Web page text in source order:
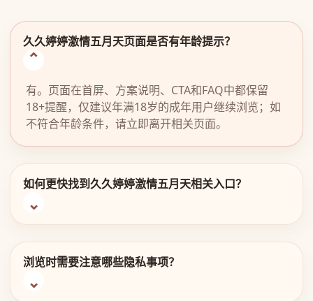
久久婷婷激情五月天页面是否有年龄提示？
有。页面在首屏、方案说明、CTA和FAQ中都保留
18+提醒，仅建议年满18岁的成年用户继续浏览；如
不符合年龄条件，请立即离开相关页面。
如何更快找到久久婷婷激情五月天相关入口？
浏览时需要注意哪些隐私事项？